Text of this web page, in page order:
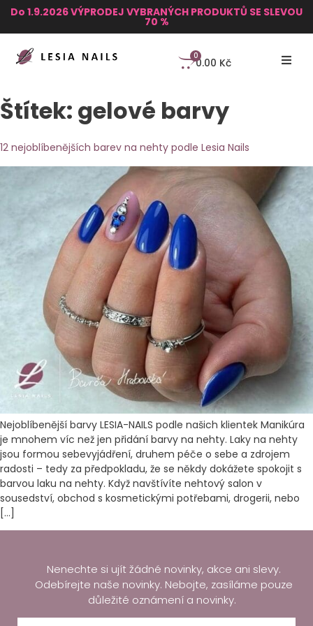
Do 1.9.2026 VÝPRODEJ VYBRANÝCH PRODUKTŮ SE SLEVOU
70 %
0.00 Kč
0
Štítek: gelové barvy
12 nejoblíbenějších barev na nehty podle Lesia Nails
Nejoblíbenější barvy LESIA-NAILS podle našich klientek Manikúra
je mnohem víc než jen přidání barvy na nehty. Laky na nehty
jsou formou sebevyjádření, druhem péče o sebe a zdrojem
radosti – tedy za předpokladu, že se někdy dokážete spokojit s
barvou laku na nehty. Když navštívíte nehtový salon v
sousedství, obchod s kosmetickými potřebami, drogerii, nebo
[…]
Nenechte si ujít žádné novinky, akce ani slevy.
Odebírejte naše novinky. Nebojte, zasíláme pouze
důležité oznámení a novinky.